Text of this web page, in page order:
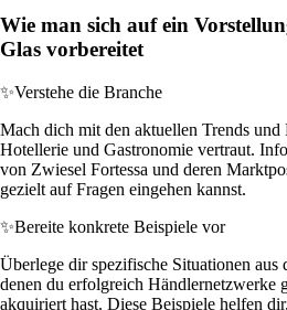
Wie man sich auf ein
Glas vorbereitet
✨Verstehe die Branche
Mach dich mit den aktuellen Trends und
Hotellerie und Gastronomie vertraut.
von Zwiesel Fortessa und deren
gezielt auf Fragen eingehen kannst.
✨Bereite konkrete Beispiele vor
Überlege dir spezifische Situationen aus
denen du erfolgreich Händlernetzwerke
akquiriert hast. Diese Beispiele helfen